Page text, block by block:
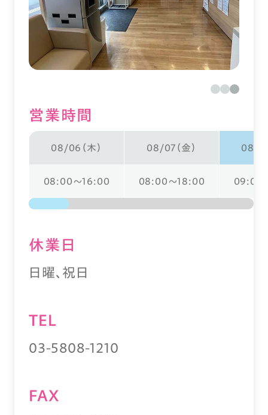
営業時間
08/06（木） 08/07（金） 08/08
08:00～16:00 08:00～18:00 09:00
休業⽇
日曜、祝日
TEL
03-5808-1210
FAX